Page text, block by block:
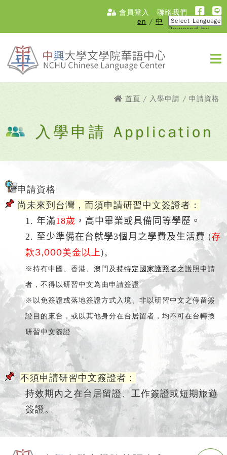
會員登入
聯絡我們
en / 中
Powered by
首頁 / 入學申請 / 申請資格
入學申請 Application
申請資格
尚未來到台灣，而須申請研習中文簽證者：
1. 年滿18歲 ，高中畢業或具備同等學歷。
2. 至少準備在台就學3個月之學費及生活費 (存
款3,000美金以上)。
※持有中國、香港、澳門及持特定國家護照者之護照申請
者，不得以研習中文為由申請簽證
※以免簽證或落地簽證方式入境、非以研習中文之停留簽
證目的來台，或以其他身分在台居留者，均不可在台轉換
研習中文簽證
不須申請研習中文簽證者：
持效期內之在台居留證、工作簽證或短期旅遊
簽證。